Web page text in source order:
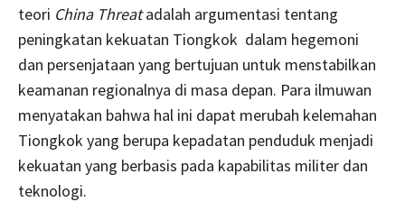
teori China Threatadalah argumentasi tentang
peningkatan kekuatan Tiongkok dalam hegemoni
dan persenjataan yang bertujuan untuk menstabilkan
keamanan regionalnya di masa depan. Para ilmuwan
menyatakan bahwa hal ini dapat merubah kelemahan
Tiongkok yang berupa kepadatan penduduk menjadi
kekuatan yang berbasis pada kapabilitas militer dan
teknologi.